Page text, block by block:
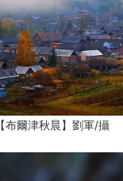
【布爾津秋晨】劉軍/攝